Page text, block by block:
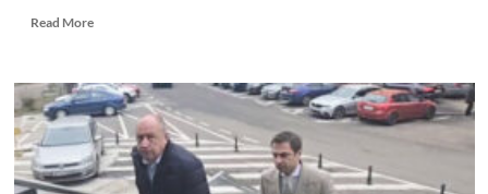
Apel
Read MoreRead
Decizie
a
instanței
în
dosarul
PENAL